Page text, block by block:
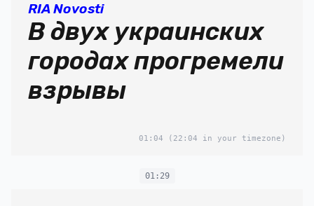
RIA Novosti
В двух украинских
городах прогремели
взрывы
01:04 (22:04 in your timezone)
01:29